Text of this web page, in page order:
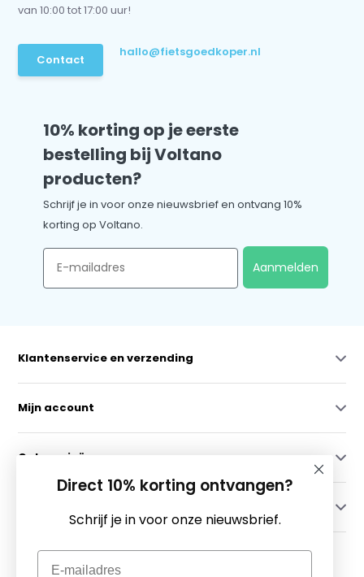
van 10:00 tot 17:00 uur!
Contact
hallo@fietsgoedkoper.nl
10% korting op je eerste
bestelling bij Voltano
producten?
Schrijf je in voor onze nieuwsbrief en ontvang 10%
korting op Voltano.
Email
Aanmelden
Klantenservice en verzending
Mijn account
Categorieën
Direct 10% korting ontvangen?
Schrijf je in voor onze nieuwsbrief.
Email